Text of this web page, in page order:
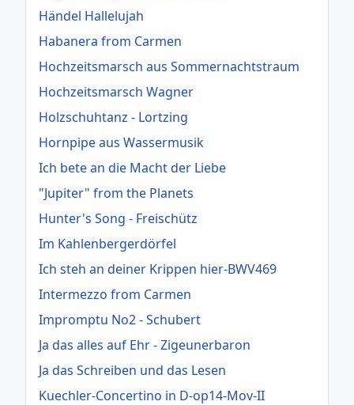
Händel Hallelujah
Habanera from Carmen
Hochzeitsmarsch aus Sommernachtstraum
Hochzeitsmarsch Wagner
Holzschuhtanz - Lortzing
Hornpipe aus Wassermusik
Ich bete an die Macht der Liebe
"Jupiter" from the Planets
Hunter's Song - Freischütz
Im Kahlenbergerdörfel
Ich steh an deiner Krippen hier-BWV469
Intermezzo from Carmen
Impromptu No2 - Schubert
Ja das alles auf Ehr - Zigeunerbaron
Ja das Schreiben und das Lesen
Kuechler-Concertino in D-op14-Mov-II